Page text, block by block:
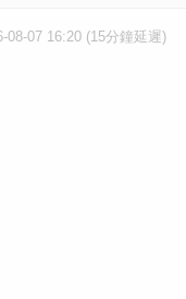
08-07 16:20 (15分鐘延遲)